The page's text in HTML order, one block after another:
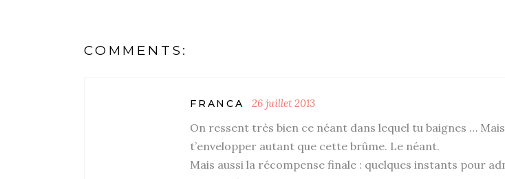
COMMENTS:
FRANCA 26 juillet 2013
On ressent très bien ce néant dans lequel tu baignes …
t’envelopper autant que cette brûme. Le néant.
Mais aussi la récompense finale : quelques instants pour